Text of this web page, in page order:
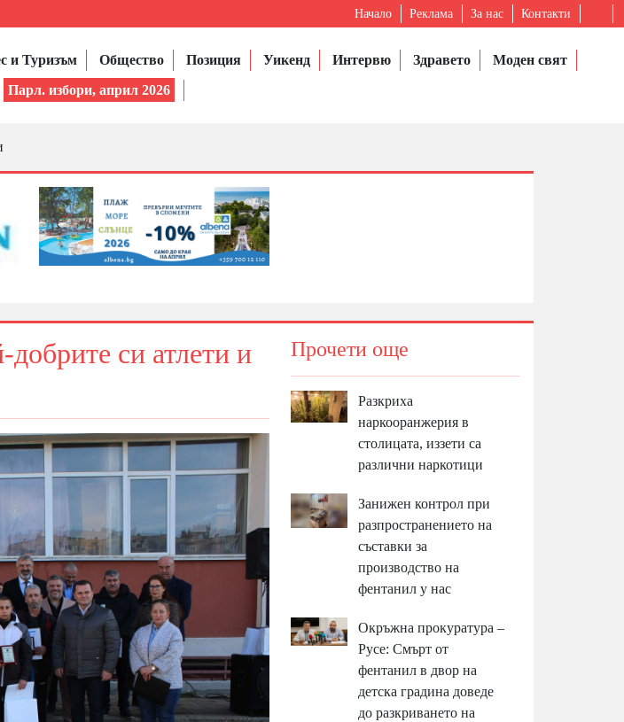
Начало Реклама За нас Контакти
и Туризъм Общество Позиция Уикенд Интервю Здравето
Моден свят
Парл. избори, април 2026
си атлети и
Прочети още
Разкриха
наркооранжерия в
столицата, иззети са
различни наркотици
Занижен контрол при
разпространението на
съставки за
производство на
фентанил у нас
Окръжна прокуратура –
Русе: Смърт от
фентанил в двор на
детска градина доведе
до разкриването на